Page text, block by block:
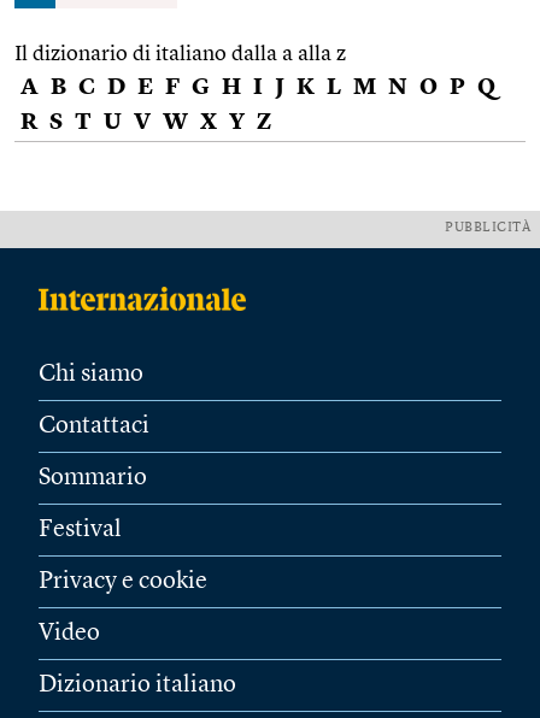
Il dizionario di italiano dalla a alla z
A B C D E F G H I J K L M N O P Q
R S T U V W X Y Z
PUBBLICITÀ
Chi siamo
Contattaci
Sommario
Festival
Privacy e cookie
Video
Dizionario italiano